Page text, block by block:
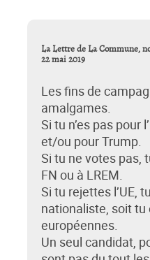
La Lettre de La Commune,
22 mai 2019
Les fins de
amalgames.
Si tu n’es pas pour
et/ou pour Trump.
Si tu ne votes pas,
FN ou à LREM.
Si tu rejettes l’UE,
nationaliste, soit
européennes.
Un seul candidat,